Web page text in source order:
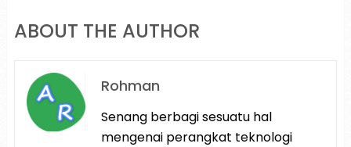
ABOUT THE AUTHOR
Rohman
Senang berbagi sesuatu hal
mengenai perangkat teknologi